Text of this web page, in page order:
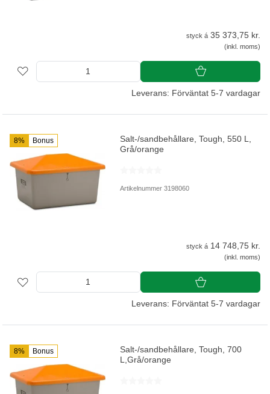
styck á 35 373,75 kr.
(inkl. moms)
Leverans: Förväntat 5-7 vardagar
8% Bonus
Salt-/sandbehållare, Tough, 550 L,
Grå/orange
Artikelnummer 3198060
styck á 14 748,75 kr.
(inkl. moms)
Leverans: Förväntat 5-7 vardagar
8% Bonus
Salt-/sandbehållare, Tough, 700
L,Grå/orange